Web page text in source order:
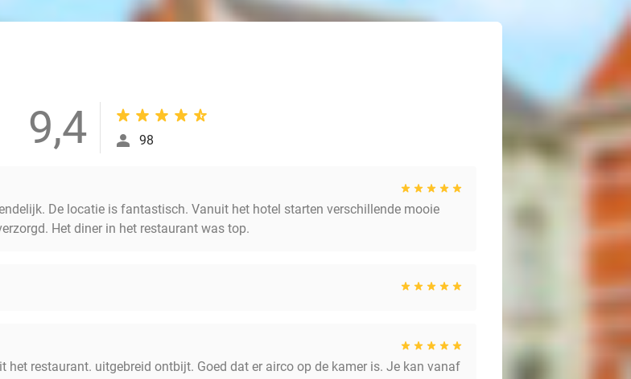
9,4 98
De locatie is fantastisch. Vanuit het hotel starten verschillende mooie
Het diner in het restaurant was top.
het restaurant. uitgebreid ontbijt. Goed dat er airco op de kamer is. Je kan vanaf